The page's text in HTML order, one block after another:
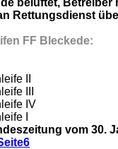
Rettungsdienst
FF Bleckede:
II
III
IV
I
vom 30.